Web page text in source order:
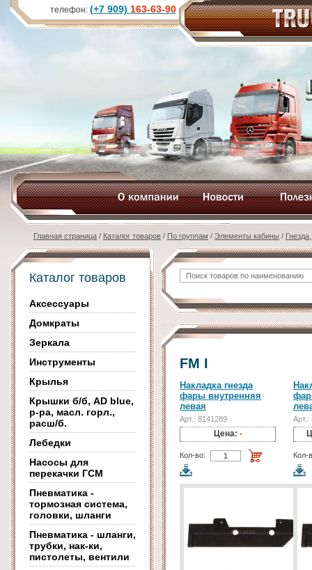
Главная страница / Каталог товаров / По группам / Элементы кабины /
Каталог товаров
Аксессуары
Домкраты
Зеркала
Инструменты
Крылья
Крышки б/б, AD blue,
р-ра, масл. горл.,
расш/б.
Лебедки
Насосы для
перекачки ГСМ
Пневматика -
тормозная система,
головки, шланги
Пневматика - шланги,
трубки, нак-ки,
пистолеты, вентили
FM I
Накладка гнезда
фары внутренняя
левая
Арт.: 8141289
Цена: -
Кол-во:
Арт.:
Кол-
телефон: (+7 909) 163-63-90